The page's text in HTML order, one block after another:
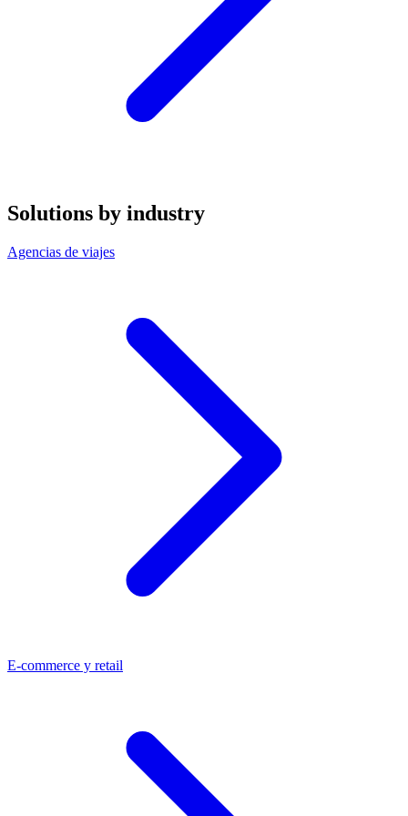
Solutions by industry
Agencias de viajes
E-commerce y retail